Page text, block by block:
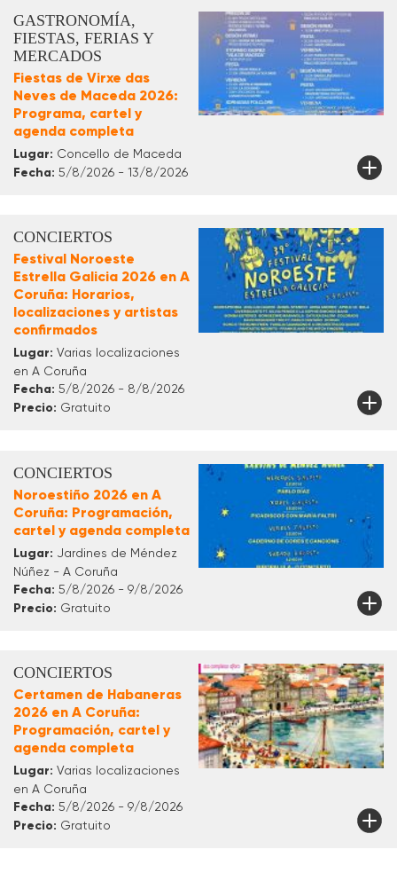
GASTRONOMÍA,
FIESTAS, FERIAS Y
MERCADOS
Fiestas de Virxe das
Neves de Maceda 2026:
Programa, cartel y
agenda completa
Lugar: Concello de Maceda
Fecha: 5/8/2026 - 13/8/2026
CONCIERTOS
Festival Noroeste
Estrella Galicia 2026 en A
Coruña: Horarios,
localizaciones y artistas
confirmados
Lugar: Varias localizaciones
en A Coruña
Fecha: 5/8/2026 - 8/8/2026
Precio: Gratuito
CONCIERTOS
Noroestiño 2026 en A
Coruña: Programación,
cartel y agenda completa
Lugar: Jardines de Méndez
Núñez - A Coruña
Fecha: 5/8/2026 - 9/8/2026
Precio: Gratuito
CONCIERTOS
Certamen de Habaneras
2026 en A Coruña:
Programación, cartel y
agenda completa
Lugar: Varias localizaciones
en A Coruña
Fecha: 5/8/2026 - 9/8/2026
Precio: Gratuito